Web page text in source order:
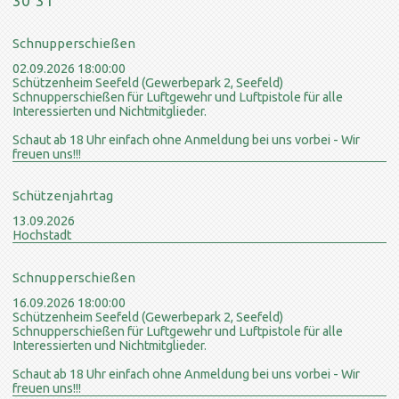
Schnupperschießen
02.09.2026 18:00:00
Schützenheim Seefeld (Gewerbepark 2, Seefeld)
Schnupperschießen für Luftgewehr und Luftpistole für alle
Interessierten und Nichtmitglieder.
Schaut ab 18 Uhr einfach ohne Anmeldung bei uns vorbei - Wir
freuen uns!!!
Schützenjahrtag
13.09.2026
Hochstadt
Schnupperschießen
16.09.2026 18:00:00
Schützenheim Seefeld (Gewerbepark 2, Seefeld)
Schnupperschießen für Luftgewehr und Luftpistole für alle
Interessierten und Nichtmitglieder.
Schaut ab 18 Uhr einfach ohne Anmeldung bei uns vorbei - Wir
freuen uns!!!